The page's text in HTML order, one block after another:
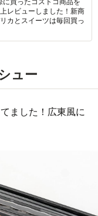
レビューしました！新商
カとスイーツは毎回買っ
ュー
ました！広東風に